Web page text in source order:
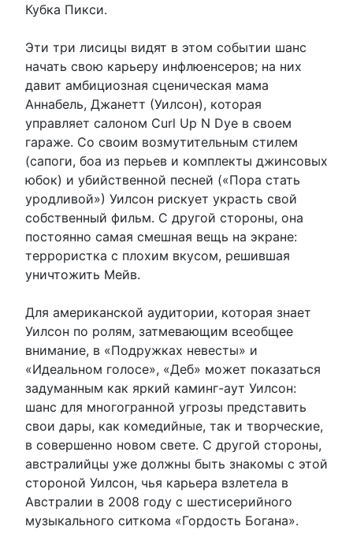
Кубка Пикси.
Эти три лисицы видят в этом событии шанс
начать свою карьеру инфлюенсеров; на них
давит амбициозная сценическая мама
Аннабель, Джанетт (Уилсон), которая
управляет салоном Curl Up N Dye в своем
гараже. Со своим возмутительным стилем
(сапоги, боа из перьев и комплекты джинсовых
юбок) и убийственной песней («Пора стать
уродливой») Уилсон рискует украсть свой
собственный фильм. С другой стороны, она
постоянно самая смешная вещь на экране:
террористка с плохим вкусом, решившая
уничтожить Мейв.
Для американской аудитории, которая знает
Уилсон по ролям, затмевающим всеобщее
внимание, в «Подружках невесты» и
«Идеальном голосе», «Деб» может показаться
задуманным как яркий каминг-аут Уилсон:
шанс для многогранной угрозы представить
свои дары, как комедийные, так и творческие,
в совершенно новом свете. С другой стороны,
австралийцы уже должны быть знакомы с этой
стороной Уилсон, чья карьера взлетела в
Австралии в 2008 году с шестисерийного
музыкального ситкома «Гордость Богана».